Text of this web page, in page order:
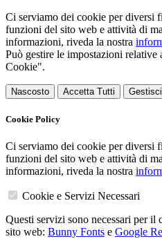
Ci serviamo dei cookie per diversi
funzioni del sito web e attività di
informazioni, riveda la nostra
Può gestire le impostazioni
Cookie".
Nascosto Accetta Tutti
Cookie Policy
Ci serviamo dei cookie per diversi
funzioni del sito web e attività di
informazioni, riveda la nostra
Cookie e Servizi Necessari
Questi servizi sono necessari per il
sito web: Bunny Fonts e Google